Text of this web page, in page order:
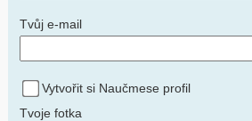
Tvůj e-mail
Vytvořit si Naučmese profil
Tvoje fotka